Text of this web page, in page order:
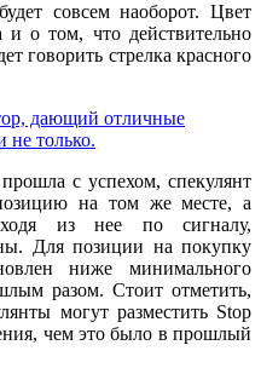
совсем наоборот. Цвет
о том, что действительно
говорить стрелка красного
с успехом, спекулянт
на том же месте, а
из нее по сигналу,
Для позиции на покупку
ниже минимального
разом. Стоит отметить,
могут разместить Stop
чем это было в прошлый